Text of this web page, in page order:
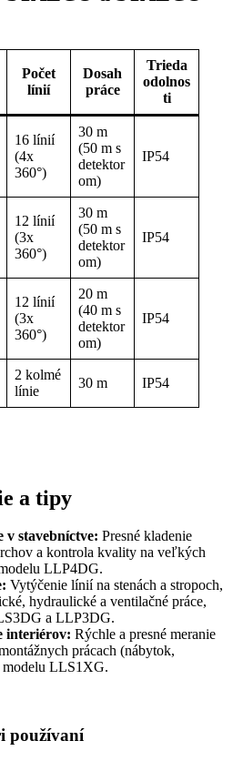
Počet
línií
Dosah
práce
Trieda
odolnos
ti
16 línií
(4x
360°)
30 m
(50 m s
detektor
om)
IP54
12 línií
(3x
360°)
30 m
(50 m s
detektor
om)
IP54
12 línií
(3x
360°)
20 m
(40 m s
detektor
om)
IP54
2 kolmé
línie
30 m IP54
a tipy
v stavebníctve: Presné kladenie
a kontrola kvality na veľkých
LLP4DG.
Vytýčenie línií na stenách a stropoch,
hydraulické a ventilačné práce,
a LLP3DG.
interiérov: Rýchle a presné meranie
prácach (nábytok,
modelu LLS1XG.
používaní